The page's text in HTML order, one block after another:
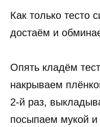
Как только тесто
достаём и
Опять кладём
накрываем
2-й раз,
посыпаем мукой